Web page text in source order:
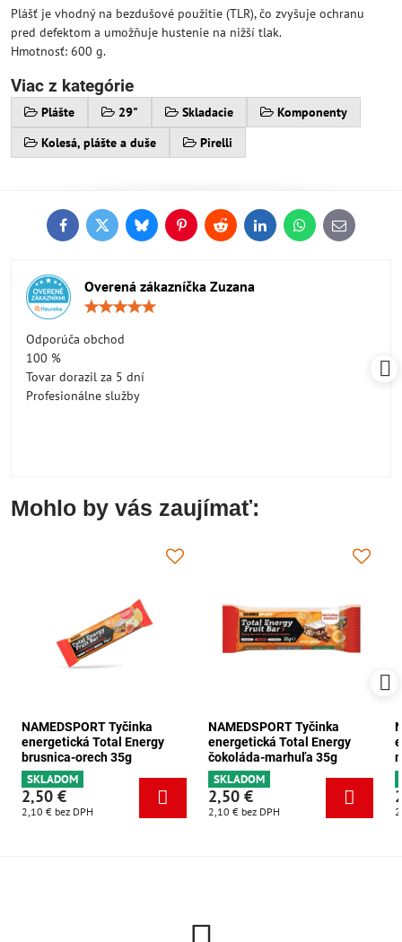
Plášť je vhodný na bezdušové použitie (TLR), čo zvyšuje ochranu
pred defektom a umožňuje hustenie na nižší tlak.
Hmotnosť: 600 g.
Viac z kategórie
Plášte 29" Skladacie
Komponenty
Kolesá, plášte a duše
Pirelli
FacebookTwitterBlueskyPinterestReddit LinkedInWhatsApp
E-
mail
Overená zákazníčka Zuzana
Odporúča obchod
100 %
Tovar dorazil za 5 dní
Profesionálne služby
Mohlo by vás zaujímať:
NAMEDSPORT Tyčinka
energetická Total Energy
brusnica-orech 35g
SKLADOM
2,50 €
2,10 € bez DPH
NAMEDSPORT Tyčinka
energetická Total Energy
čokoláda-marhuľa 35g
SKLADOM
2,50 €
2,10 € bez DPH